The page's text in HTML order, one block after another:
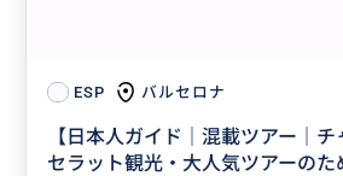
ESP バルセロナ
【日本人ガイド｜混載ツアー｜
セラット観光・大人気ツアーの